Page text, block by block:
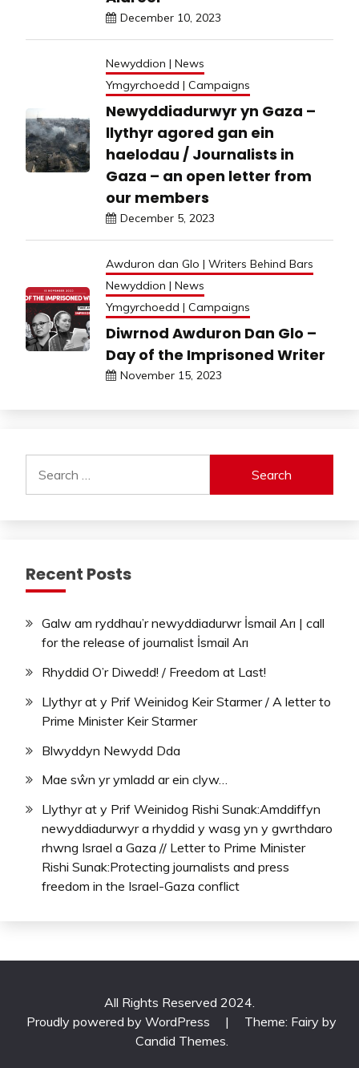
December 10, 2023
Newyddion | News
Ymgyrchoedd | Campaigns
Newyddiadurwyr yn Gaza –
llythyr agored gan ein
haelodau / Journalists in
Gaza – an open letter from
our members
December 5, 2023
Awduron dan Glo | Writers Behind Bars
Newyddion | News
Ymgyrchoedd | Campaigns
Diwrnod Awduron Dan Glo –
Day of the Imprisoned Writer
November 15, 2023
for:
Recent Posts
Galw am ryddhau’r newyddiadurwr İsmail Arı | call
for the release of journalist İsmail Arı
Rhyddid O’r Diwedd! / Freedom at Last!
Llythyr at y Prif Weinidog Keir Starmer / A letter to
Prime Minister Keir Starmer
Blwyddyn Newydd Dda
Mae sŵn yr ymladd ar ein clyw…
Llythyr at y Prif Weinidog Rishi Sunak:Amddiffyn
newyddiadurwyr a rhyddid y wasg yn y gwrthdaro
rhwng Israel a Gaza // Letter to Prime Minister
Rishi Sunak:Protecting journalists and press
freedom in the Israel-Gaza conflict
All Rights Reserved 2024.
Proudly powered by WordPress
|
Theme: Fairy by
Candid Themes.